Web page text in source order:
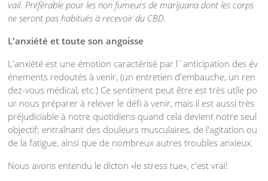
vail. Préférable pour les non fumeurs de marijuana dont les corps
ne seront pas habitués à recevoir du CBD.
L'anxiété et toute son angoisse
L'anxiété est une émotion caractérisé par l´anticipation des év
énements redoutés à venir, (un entretien d'embauche, un ren
dez-vous médical, etc.) Ce sentiment peut être est très utile po
ur nous préparer à relever le défi à venir, mais il est aussi très
préjudiciable à notre quotidiens quand cela devient notre seul
objectif; entraînant des douleurs musculaires, de l'agitation ou
de la fatigue, ainsi que de nombreux autres troubles anxieux.
Nous avons entendu le dicton «le stress tue», c'est vrai!